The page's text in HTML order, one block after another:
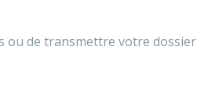
ou de transmettre votre dossier